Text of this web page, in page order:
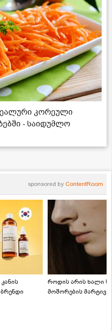
კორეული
- საიდუმლო
sponsored by ContentRoom
როდის არის ხალი
მოშორების